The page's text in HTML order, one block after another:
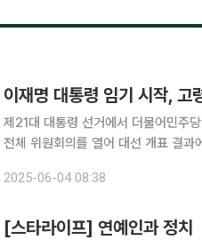
이재명 대통령 임기 시작, 고
제21대 대통령 선거에서 더불어민주
전체 위원회의를 열어 대선 개표 결과
령자 정책도 전면적 전환을 예고하고
2025-06-04 08:38
[스타라이프] 연예인과 정치